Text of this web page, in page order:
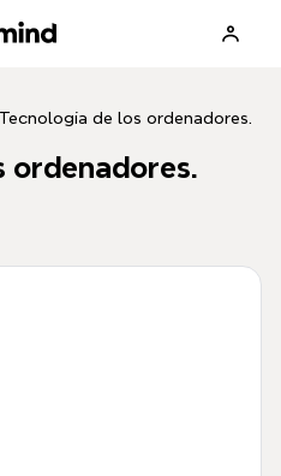
Tecnología de los ordenadores.
ordenadores.